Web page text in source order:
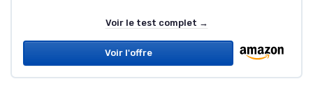
Voir le test complet →
Voir l'offre